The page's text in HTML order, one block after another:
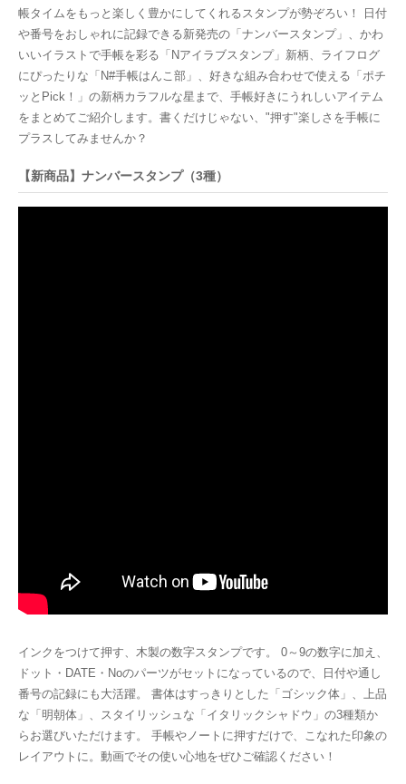
帳タイムをもっと楽しく豊かにしてくれるスタンプが勢ぞろい！ 日付
や番号をおしゃれに記録できる新発売の「ナンバースタンプ」、かわ
いいイラストで手帳を彩る「Nアイラブスタンプ」新柄、ライフログ
にぴったりな「N#手帳はんこ部」、好きな組み合わせで使える「ポチ
ッとPick！」の新柄カラフルな星まで、手帳好きにうれしいアイテム
をまとめてご紹介します。書くだけじゃない、"押す"楽しさを手帳に
プラスしてみませんか？
【新商品】ナンバースタンプ（3種）
インクをつけて押す、木製の数字スタンプです。 0～9の数字に加え、
ドット・DATE・Noのパーツがセットになっているので、日付や通し
番号の記録にも大活躍。 書体はすっきりとした「ゴシック体」、上品
な「明朝体」、スタイリッシュな「イタリックシャドウ」の3種類か
らお選びいただけます。 手帳やノートに押すだけで、こなれた印象の
レイアウトに。動画でその使い心地をぜひご確認ください！